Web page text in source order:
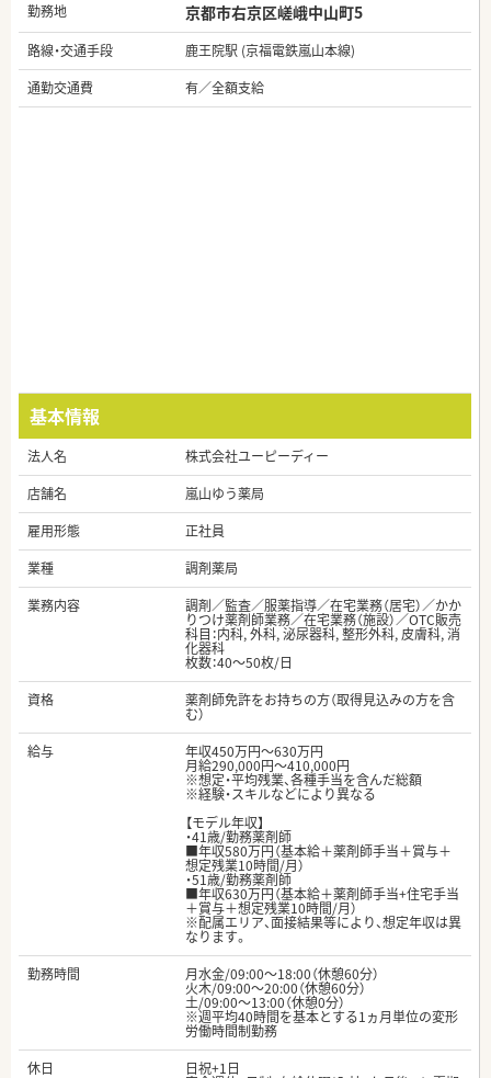
勤務地 京都市右京区嵯峨中山町5
路線・交通手段
鹿王院駅 (京福電鉄嵐山本線)
通勤交通費
有／全額支給
基本情報
法人名
株式会社ユーピーディー
店舗名
嵐山ゆう薬局
雇用形態
正社員
業種
調剤薬局
業務内容
調剤／監査／服薬指導／在宅業務（居宅）／かか
りつけ薬剤師業務／在宅業務（施設）／OTC販売
科目：内科, 外科, 泌尿器科, 整形外科, 皮膚科, 消
化器科
枚数：40～50枚/日
資格
薬剤師免許をお持ちの方（取得見込みの方を含
む）
給与
年収450万円～630万円
月給290,000円～410,000円
※想定・平均残業、各種手当を含んだ総額
※経験・スキルなどにより異なる
【モデル年収】
・41歳/勤務薬剤師
■年収580万円（基本給＋薬剤師手当＋賞与＋
想定残業10時間/月）
・51歳/勤務薬剤師
■年収630万円（基本給＋薬剤師手当+住宅手当
＋賞与＋想定残業10時間/月）
※配属エリア、面接結果等により、想定年収は異
なります。
勤務時間
月水金/09:00～18:00（休憩60分）
火木/09:00～20:00（休憩60分）
土/09:00～13:00（休憩0分）
※週平均40時間を基本とする1ヵ月単位の変形
労働時間制勤務
休日
日祝+1日